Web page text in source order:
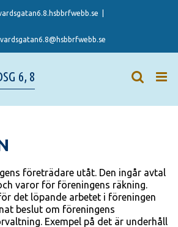
6, 8
företrädare utåt. Den ingår avtal
varor för föreningens räkning.
det löpande arbetet i föreningen
beslut om föreningens
Exempel på det är underhåll